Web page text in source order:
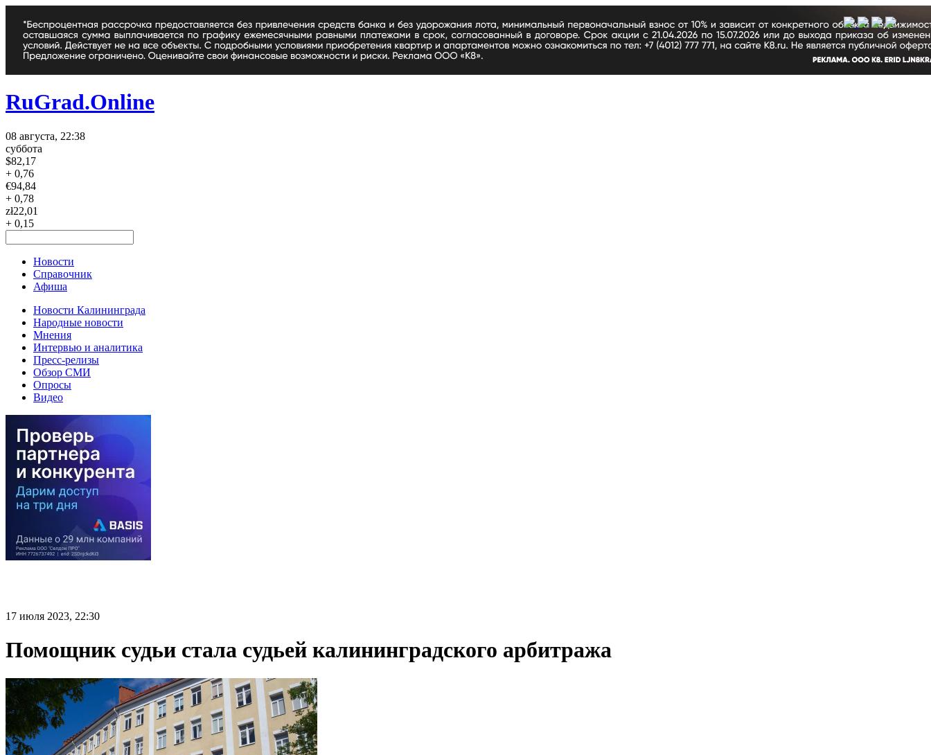
RuGrad.Online
08 августа, 22:38
суббота
$82,17
+ 0,76
€94,84
+ 0,78
zł22,01
+ 0,15
Новости
Справочник
Афиша
Новости Калининграда
Народные новости
Мнения
Интервью и аналитика
Пресс-релизы
Обзор СМИ
Опросы
Видео
17 июля 2023, 22:30
Помощник судьи стала судьей калининградского арбитража